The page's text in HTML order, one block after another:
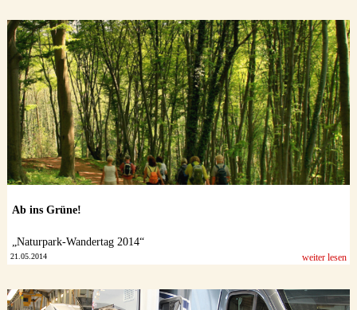
Ab ins Grüne!
„Naturpark-Wandertag 2014“
21.05.2014 weiter lesen